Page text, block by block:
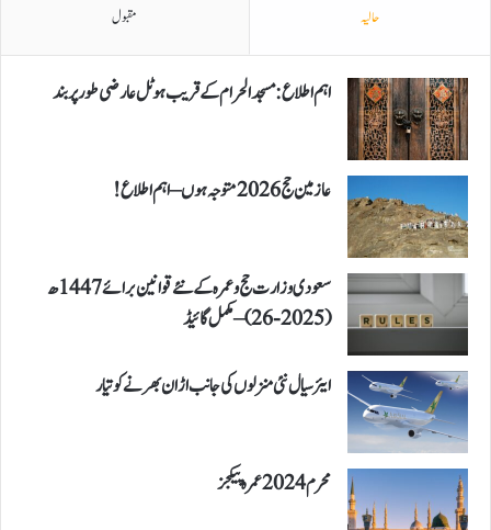
حالیہ مقبول
اہم اطلاع: مسجد الحرام کے قریب ہوٹل عارضی طور پر بند
عازمین حج 2026 متوجہ ہوں – اہم اطلاع!
سعودی وزارت حج و عمرہ کے نئے قوانین برائے 1447ھ
(2025-26) – مکمل گائیڈ
ایئر سیال نئی منزلوں کی جانب اڑان بھرنے کو تیار
محرم 2024 عمرہ پیکجز